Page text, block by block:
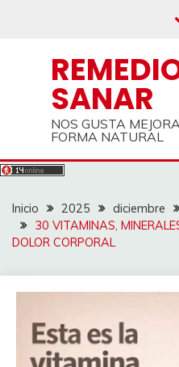
SANAR
NOS GUSTA
FORMA NATURAL
Inicio 2025 diciembre
30 VITAMINAS,
DOLOR CORPORAL